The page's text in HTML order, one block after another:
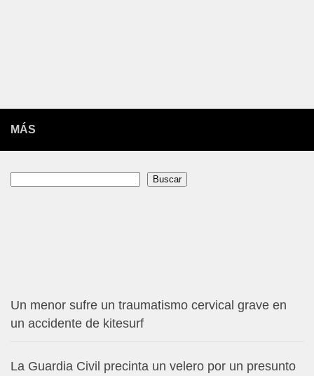
MÁS
Buscar
Un menor sufre un traumatismo cervical grave en
un accidente de kitesurf
La Guardia Civil precinta un velero por un presunto